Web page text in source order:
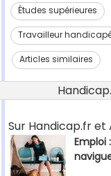
Études supérieures
Travailleur
Articles similaires
Sur Handicap.fr et
Emploi